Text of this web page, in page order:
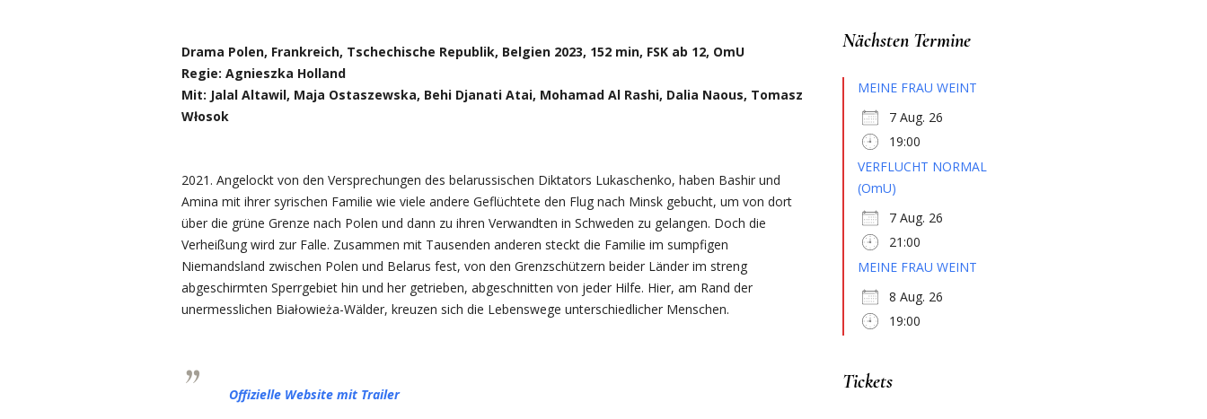
Drama Polen, Frankreich, Tschechische Republik, Belgien 2023, 152 min, FSK ab 12, OmU
Regie: Agnieszka Holland
Mit: Jalal Altawil, Maja Ostaszewska, Behi Djanati Atai, Mohamad Al Rashi, Dalia Naous, Tomasz
Włosok
2021. Angelockt von den Versprechungen des belarussischen Diktators Lukaschenko, haben Bashir und
Amina mit ihrer syrischen Familie wie viele andere Geflüchtete den Flug nach Minsk gebucht, um von dort
über die grüne Grenze nach Polen und dann zu ihren Verwandten in Schweden zu gelangen. Doch die
Verheißung wird zur Falle. Zusammen mit Tausenden anderen steckt die Familie im sumpfigen
Niemandsland zwischen Polen und Belarus fest, von den Grenzschützern beider Länder im streng
abgeschirmten Sperrgebiet hin und her getrieben, abgeschnitten von jeder Hilfe. Hier, am Rand der
unermesslichen Białowieża-Wälder, kreuzen sich die Lebenswege unterschiedlicher Menschen.
Offizielle Website mit Trailer
Nächsten Termine
MEINE FRAU WEINT
7 Aug. 26
19:00
VERFLUCHT NORMAL
(OmU)
7 Aug. 26
21:00
MEINE FRAU WEINT
8 Aug. 26
19:00
Tickets